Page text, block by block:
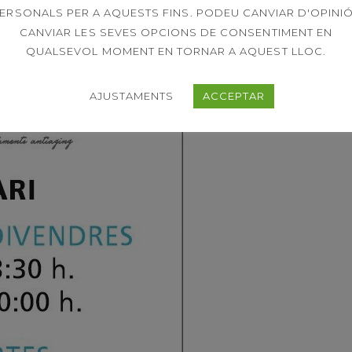
PER A AQUESTS FINS. PODEU CANVIAR
CANVIAR LES SEVES OPCIONS DE CONSENTIMENT EN
QUALSEVOL MOMENT EN TORNAR A AQUEST LLOC.
AJUSTAMENTS ACCEPTAR